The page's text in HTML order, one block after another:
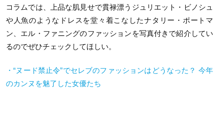
コラムでは、上品な肌見せで貫禄漂うジュリエット・ビノシュ
や人魚のようなドレスを堂々着こなしたナタリー・ポートマ
ン、エル・ファニングのファッションを写真付きで紹介してい
るのでぜひチェックしてほしい。
・“ヌード禁止令”でセレブのファッションはどうなった？ 今年
のカンヌを魅了した女優たち